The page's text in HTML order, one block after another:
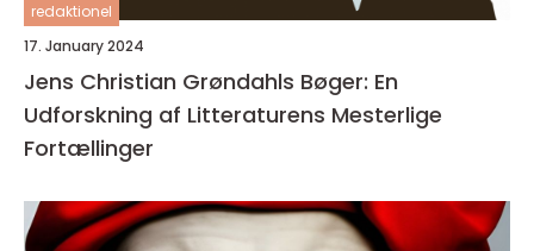
redaktionel
17. January 2024
Jens Christian Grøndahls Bøger: En
Udforskning af Litteraturens Mesterlige
Fortællinger